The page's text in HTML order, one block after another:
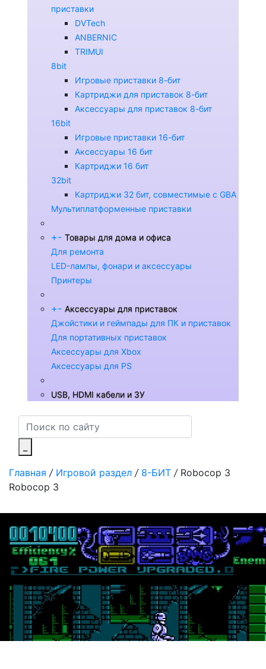
приставки
DVTech
ANBERNIC
TRIMUI
8bit
Игровые приставки 8-бит
Картриджи для приставок 8-бит
Аксессуары для приставок 8-бит
16bit
Игровые приставки 16-бит
Аксессуары 16 бит
Картриджи 16 бит
32bit
Картриджи 32 бит, совместимые с GBA
Мультиплатформенные приставки
+- Товары для дома и офиса
Для ремонта
LED-лампы, фонари и аксессуары
Принтеры
+- Аксессуары для приставок
Джойстики и геймпады для ПК и приставок
Для портативных приставок
Аксессуары для Xbox
Аксессуары для PS
USB, HDMI кабели и ЗУ
Главная / Игровой раздел / 8-БИТ / Robocop 3
Robocop 3